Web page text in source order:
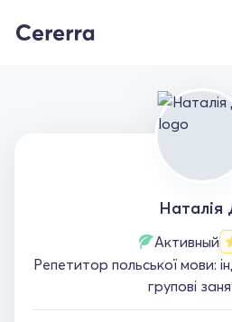
Наталія
Активный
Репетитор польської мови:
групові